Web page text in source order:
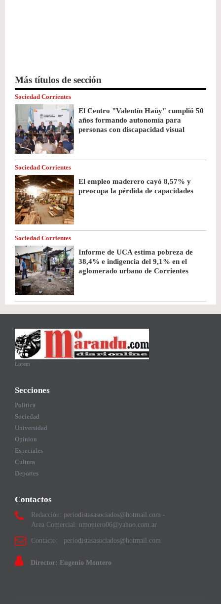
Más títulos de sección
Sociedad Corrientes
El Centro "Valentín Haüy" cumplió 50
años formando autonomía para
personas con discapacidad visual
Sociedad Corrientes
El empleo maderero cayó 8,57% y
preocupa la pérdida de capacidades
Sociedad Corrientes
Informe de UCA estima pobreza de
38,4% e indigencia del 9,1% en el
aglomerado urbano de Corrientes
Lorem
Secciones
Politica
Sociedad
Universidad
Opinion
Especiales
Cultura
Deportes
Contactos
Redacción: periodistasasociados@hotmail.com -
Area Comercial: nmontero06@yahoo.com.ar
Contacto: periodistasasociados@hotmail.com
Director: Eugenio Montero